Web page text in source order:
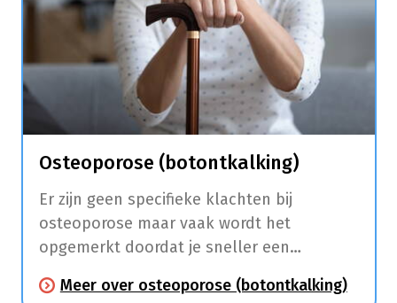
Osteoporose (botontkalking)
Er zijn geen specifieke klachten bij
osteoporose maar vaak wordt het
opgemerkt doordat je sneller een
Meer over osteoporose (botontkalking)